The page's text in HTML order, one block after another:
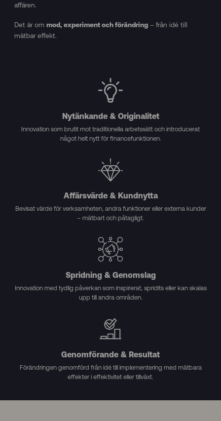
affären.
Det är om mod, experiment och förändring– från idé till
mätbar effekt.
Nytänkande & Originalitet
Innovation som brutit mot traditionella arbetssätt och introducerat
något helt nytt för financefunktionen.
Affärsvärde & Kundnytta
Bevisat värde för verksamheten, andra funktioner eller externa kunder
– mätbart och påtagligt.
Spridning & Genomslag
Innovation med tydlig påverkan som inspirerat, spridits eller kan skalas
upp till andra områden.
Genomförande & Resultat
Förändringen genomförd från idé till implementering med mätbara
effekter i effektivitet eller tillväxt.